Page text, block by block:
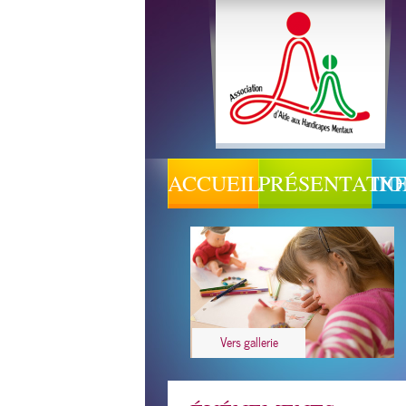
ACCUEIL
Vers gallerie